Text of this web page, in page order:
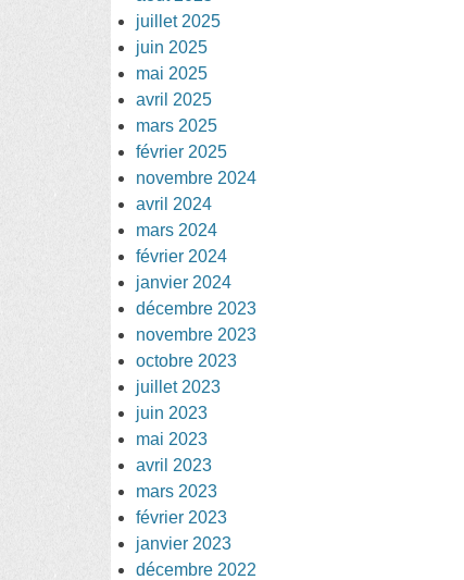
juillet 2025
juin 2025
mai 2025
avril 2025
mars 2025
février 2025
novembre 2024
avril 2024
mars 2024
février 2024
janvier 2024
décembre 2023
novembre 2023
octobre 2023
juillet 2023
juin 2023
mai 2023
avril 2023
mars 2023
février 2023
janvier 2023
décembre 2022